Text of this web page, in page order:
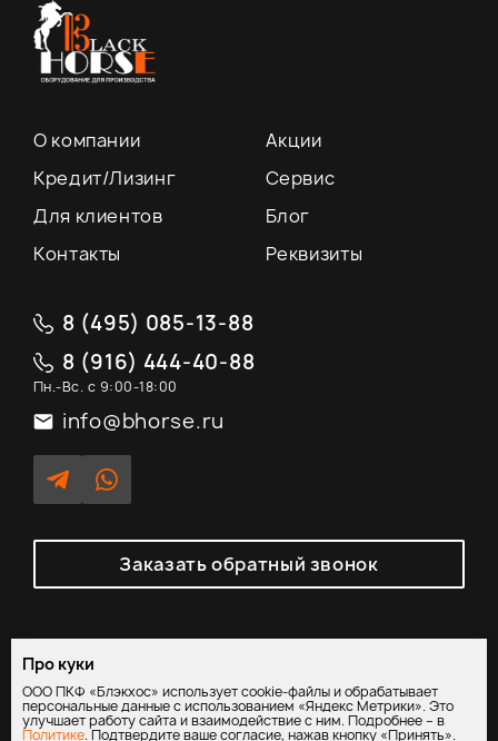
О компании
Акции
Кредит/Лизинг
Сервис
Для клиентов
Блог
Контакты
Реквизиты
8 (495) 085-13-88
8 (916) 444-40-88
Пн.-Вс. с 9:00-18:00
info@bhorse.ru
Заказать обратный звонок
Политика обработки персональных данных
обработку персональных данных
Про куки
ООО ПКФ «Блэкхос» использует cookie-файлы и обрабатывает
персональные данные с использованием «Яндекс Метрики». Это
улучшает работу сайта и взаимодействие с ним. Подробнее – в
Политике. Подтвердите ваше согласие, нажав кнопку «Принять».